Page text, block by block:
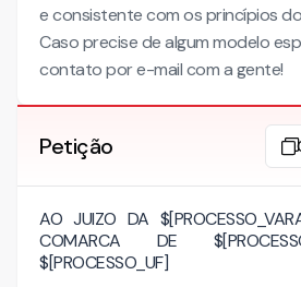
e consistente com os princípios
Caso precise de algum modelo
contato por e-mail com a gente!
Petição
AO JUIZO DA
COMARCA DE
$[PROCESSO_UF]